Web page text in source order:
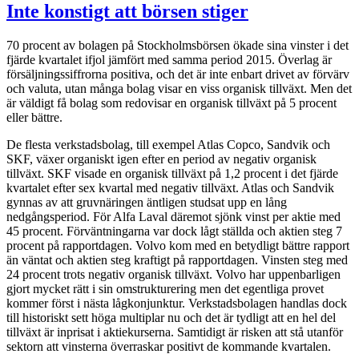
Inte konstigt att börsen stiger
70 procent av bolagen på Stockholmsbörsen ökade sina vinster i det
fjärde kvartalet ifjol jämfört med samma period 2015. Överlag är
försäljningssiffrorna positiva, och det är inte enbart drivet av förvärv
och valuta, utan många bolag visar en viss organisk tillväxt. Men det
är väldigt få bolag som redovisar en organisk tillväxt på 5 procent
eller bättre.
De flesta verkstadsbolag, till exempel Atlas Copco, Sandvik och
SKF, växer organiskt igen efter en period av negativ organisk
tillväxt. SKF visade en organisk tillväxt på 1,2 procent i det fjärde
kvartalet efter sex kvartal med negativ tillväxt. Atlas och Sandvik
gynnas av att gruvnäringen äntligen studsat upp en lång
nedgångsperiod. För Alfa Laval däremot sjönk vinst per aktie med
45 procent. Förväntningarna var dock lågt ställda och aktien steg 7
procent på rapportdagen. Volvo kom med en betydligt bättre rapport
än väntat och aktien steg kraftigt på rapportdagen. Vinsten steg med
24 procent trots negativ organisk tillväxt. Volvo har uppenbarligen
gjort mycket rätt i sin omstrukturering men det egentliga provet
kommer först i nästa lågkonjunktur. Verkstadsbolagen handlas dock
till historiskt sett höga multiplar nu och det är tydligt att en hel del
tillväxt är inprisat i aktiekurserna. Samtidigt är risken att stå utanför
sektorn att vinsterna överraskar positivt de kommande kvartalen.